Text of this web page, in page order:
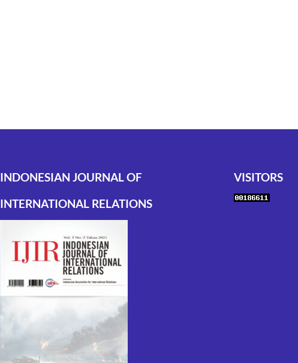
INDONESIAN JOURNAL OF
INTERNATIONAL RELATIONS
VISITORS